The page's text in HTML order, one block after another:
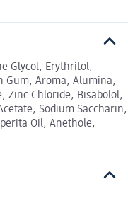
Glycol, Erythritol,
Gum, Aroma, Alumina,
Zinc Chloride, Bisabolol,
Sodium Saccharin,
Oil, Anethole,